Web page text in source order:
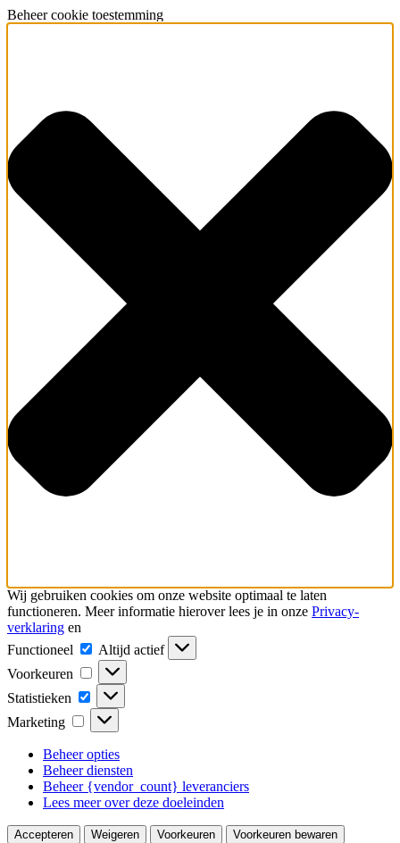
Beheer cookie toestemming
Wij gebruiken cookies om onze website optimaal te laten
functioneren. Meer informatie hierover lees je in onze Privacy-
verklaring en
Functioneel
Functioneel
Altijd actief
Voorkeuren
Voorkeuren
Statistieken Statistieken
Marketing Marketing
Beheer opties
Beheer diensten
Beheer {vendor_count} leveranciers
Lees meer over deze doeleinden
Accepteren Weigeren Voorkeuren Voorkeuren bewaren